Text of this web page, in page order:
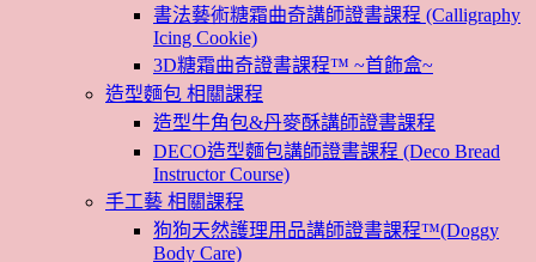
書法藝術糖霜曲奇講師證書課程 (Calligraphy
Icing Cookie)
3D糖霜曲奇證書課程™ ~首飾盒~
造型麵包 相關課程
造型牛角包&丹麥酥講師證書課程
DECO造型麵包講師證書課程 (Deco Bread
Instructor Course)
手工藝 相關課程
狗狗天然護理用品講師證書課程™(Doggy
Body Care)